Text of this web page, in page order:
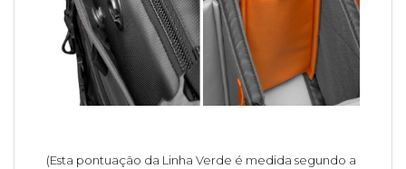
(Esta pontuação da Linha Verde é medida segundo a